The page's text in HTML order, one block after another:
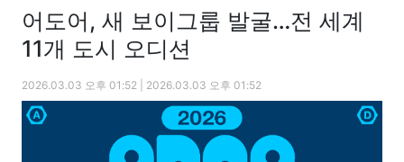
어도어, 새 보이그룹 발굴…전 세계
11개 도시 오디션
2026.03.03 오후 01:52 | 2026.03.03 오후 01:52